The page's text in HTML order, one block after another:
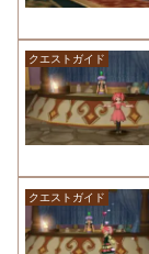
クエストガイド
クエストガイド